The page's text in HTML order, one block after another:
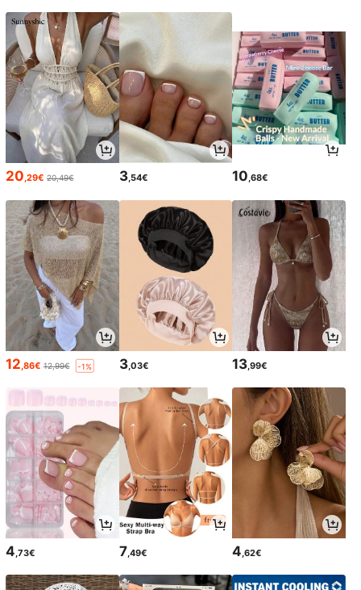
20,29€ 20,49€ 3,54€ 10,68€
12 ,86€ 12,99€ -1% 3,03€ 13 ,99€
4,73€ 7,49€ 4,62€